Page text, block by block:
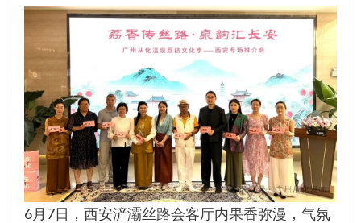
6月7日，西安浐灞丝路会客厅内果香弥漫，气氛